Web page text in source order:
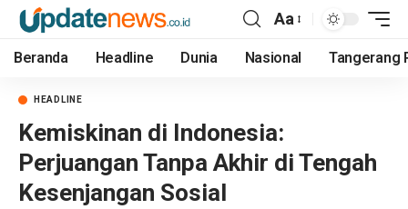
Aa
Beranda Headline Dunia Nasional Tangerang
HEADLINE
Kemiskinan di Indonesia:
Perjuangan Tanpa Akhir di Tengah
Kesenjangan Sosial